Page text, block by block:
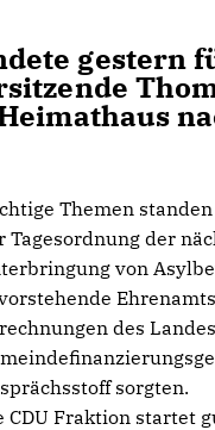
gestern
Themen
Tagesordnung der
von
des
sorgten.
CDU Fraktion startet